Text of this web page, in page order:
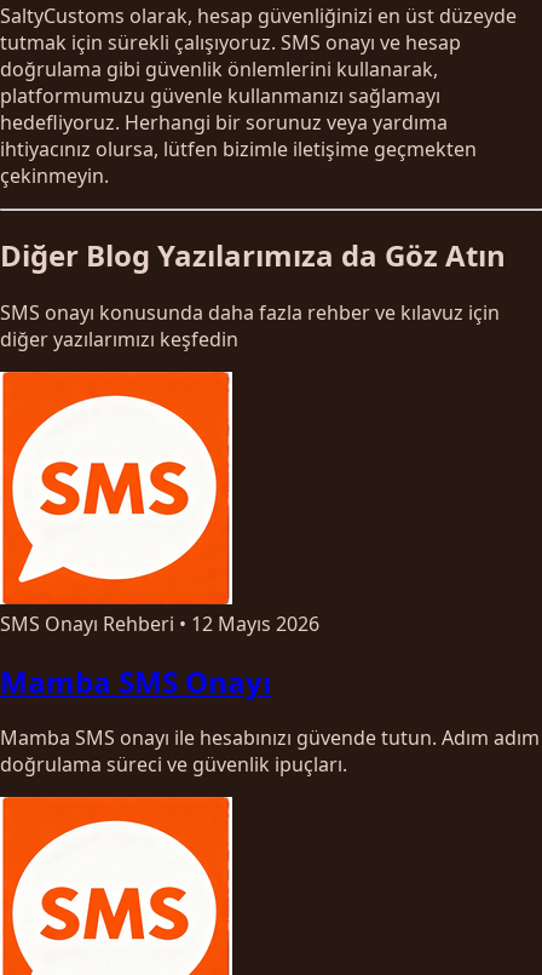
SaltyCustoms olarak, hesap güvenliğinizi en üst düzeyde
tutmak için sürekli çalışıyoruz. SMS onayı ve hesap
doğrulama gibi güvenlik önlemlerini kullanarak,
platformumuzu güvenle kullanmanızı sağlamayı
hedefliyoruz. Herhangi bir sorunuz veya yardıma
ihtiyacınız olursa, lütfen bizimle iletişime geçmekten
çekinmeyin.
Diğer Blog Yazılarımıza da Göz Atın
SMS onayı konusunda daha fazla rehber ve kılavuz için
diğer yazılarımızı keşfedin
SMS Onayı Rehberi • 12 Mayıs 2026
Mamba SMS Onayı
Mamba SMS onayı ile hesabınızı güvende tutun. Adım adım
doğrulama süreci ve güvenlik ipuçları.